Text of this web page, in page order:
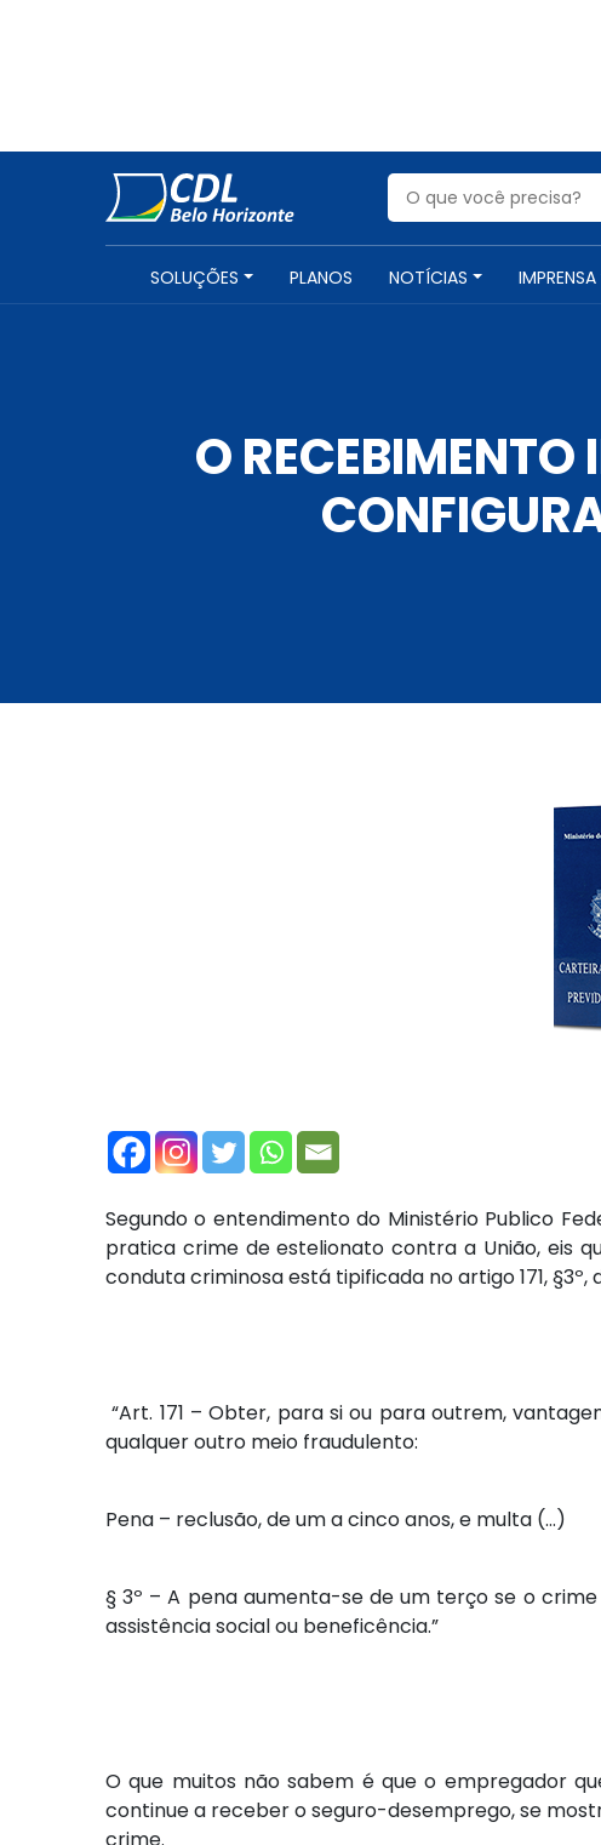
SOLUÇÕES PLANOS NOTÍCIAS IMPRENSA
O RECEBIMENTO
Segundo o entendimento do Ministério Publico
pratica crime de estelionato contra a União, eis
conduta criminosa está tipificada no artigo 171, §3º,
“Art. 171 – Obter, para si ou para outrem,
qualquer outro meio fraudulento:
Pena – reclusão, de um a cinco anos, e multa (…)
§ 3º – A pena aumenta-se de um terço se o
assistência social ou beneficência.”
O que muitos não sabem é que o empregador
continue a receber o seguro-desemprego, se